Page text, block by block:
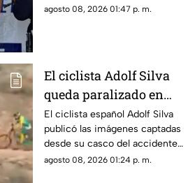
agosto 08, 2026 01:47 p. m.
El ciclista Adolf Silva
queda paralizado en
vivo; liberan video del
brutal accidente
El ciclista español Adolf Silva
publicó las imágenes captadas
desde su casco del accidente
que sufrió durante el Red Bull
agosto 08, 2026 01:24 p. m.